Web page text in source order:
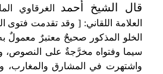
قال الشيخ أحمد الغرقاوي
العلامة اللقاني: [ وقد تقدمت فتوى
الخلو المذكور صحيحٌ معتبرٌ معمولٌ
سيما وفتواه مخرَّجةٌ على النصوص،
واشتهرت في المشارق والمغارب،